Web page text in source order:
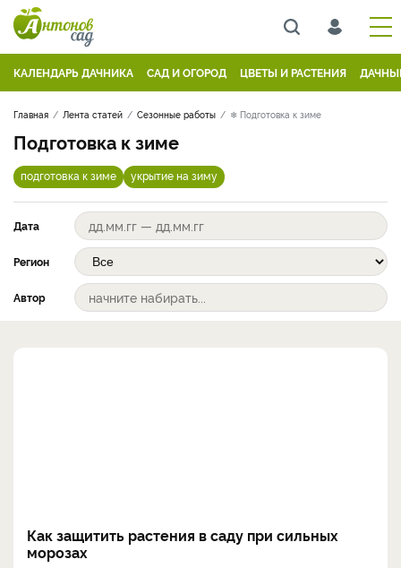
КАЛЕНДАРЬ ДАЧНИКА САД И ОГОРОД ЦВЕТЫ И РАСТЕНИЯ
Главная Лента статей Сезонные работы ❄ Подготовка к зиме
Подготовка к зиме
подготовка к зиме укрытие на зиму
Дата
Регион
Автор
Как защитить растения в саду при сильных
морозах